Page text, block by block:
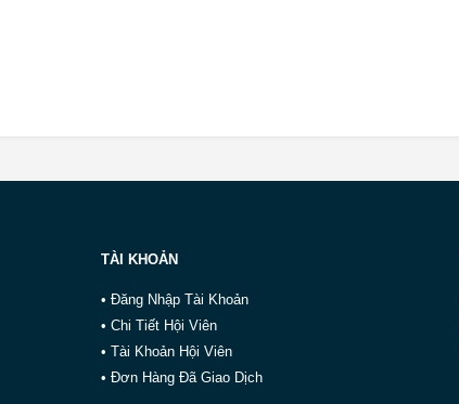
TÀI KHOẢN
• Đăng Nhập Tài Khoản
• Chi Tiết Hội Viên
• Tài Khoản Hội Viên
• Đơn Hàng Đã Giao Dịch